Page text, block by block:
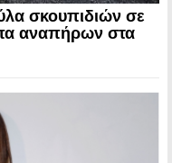
σκουπιδιών σε
αναπήρων στα